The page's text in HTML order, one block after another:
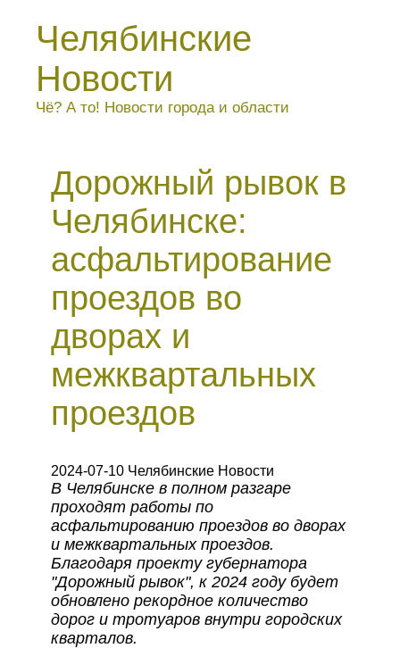
Челябинские
Новости
Чё? А то! Новости города и области
Дорожный рывок в
Челябинске:
асфальтирование
проездов во
дворах и
межквартальных
проездов
2024-07-10 Челябинские Новости
В Челябинске в полном разгаре
проходят работы по
асфальтированию проездов во дворах
и межквартальных проездов.
Благодаря проекту губернатора
"Дорожный рывок", к 2024 году будет
обновлено рекордное количество
дорог и тротуаров внутри городских
кварталов.